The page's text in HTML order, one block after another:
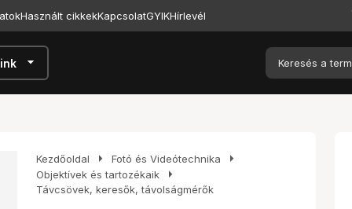
Használt cikkekKapcsolatGYIKHírlevél
arrow_drop_down
Kezdőoldal arrow_right Fotó és Videótechnika arrow_right
Objektívek és tartozékaik arrow_right
Távcsövek, keresők, távolságmérők